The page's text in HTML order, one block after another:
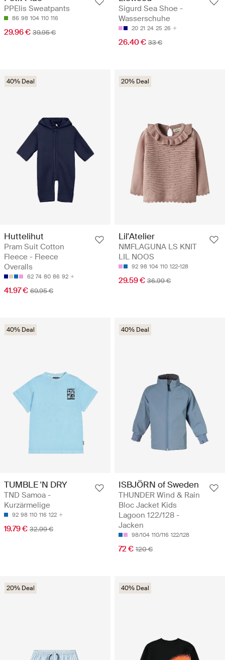
PPElis Sweatpants
86 98 104 110 116
29.96 € 39.95 €
Sigurd Sea Shoe -
Wasserschuhe
20 21 24 25 26
26.40 € 33 €
40% Deal
Huttelihut
Pram Suit Cotton
Fleece - Fleece
Overalls
62 74 80 86 92
41.97 € 69.95 €
20% Deal
Lil'Atelier
NMFLAGUNA LS KNIT
LIL NOOS
92 98 104 110 122-128
29.59 € 36.99 €
40% Deal
TUMBLE 'N DRY
TND Samoa -
Kurzärmelige
92 98 110 116 122
19.79 € 32.99 €
40% Deal
ISBJÖRN of Sweden
THUNDER Wind & Rain
Bloc Jacket Kids
Lagoon 122/128 -
Jacken
98/104 110/116 122/128
72 € 120 €
20% Deal 40% Deal